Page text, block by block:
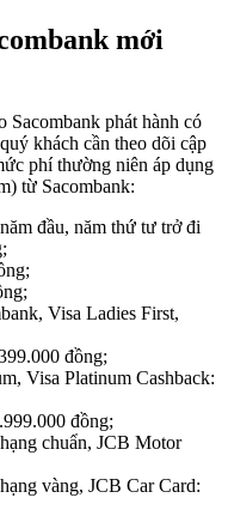
mới
Sacombank phát hành có
khách cần theo dõi cập
phí thường niên áp dụng
từ Sacombank:
đầu, năm thứ tư trở đi
Visa Ladies First,
đồng;
Visa Platinum Cashback:
đồng;
chuẩn, JCB Motor
vàng, JCB Car Card: